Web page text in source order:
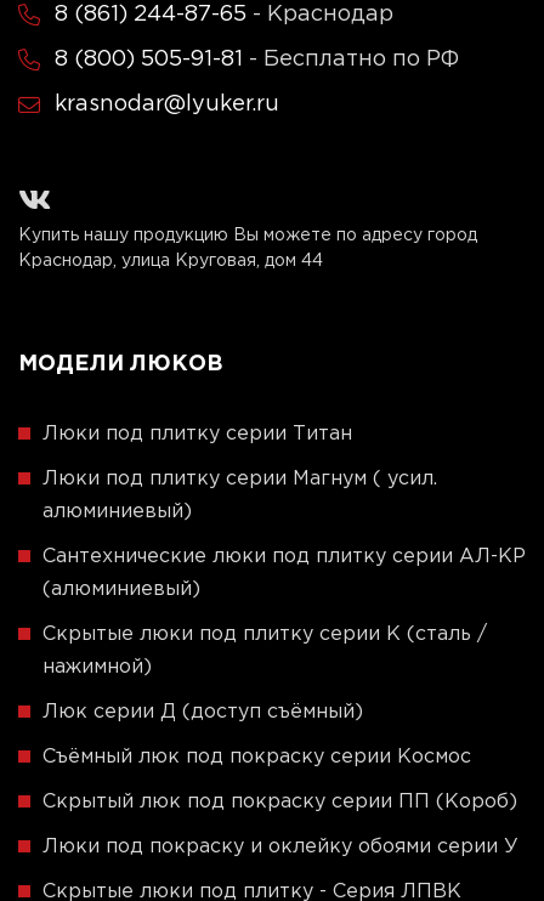
8 (861) 244-87-65 - Краснодар
8 (800) 505-91-81 - Бесплатно по РФ
krasnodar@lyuker.ru
Купить нашу продукцию Вы можете по адресу город
Краснодар, улица Круговая, дом 44
МОДЕЛИ ЛЮКОВ
Люки под плитку серии Титан
Люки под плитку серии Магнум ( усил.
алюминиевый)
Сантехнические люки под плитку серии АЛ-КР
(алюминиевый)
Скрытые люки под плитку серии K (сталь /
нажимной)
Люк серии Д (доступ съёмный)
Съёмный люк под покраску серии Космос
Скрытый люк под покраску серии ПП (Короб)
Люки под покраску и оклейку обоями серии У
Скрытые люки под плитку - Серия ЛПВК